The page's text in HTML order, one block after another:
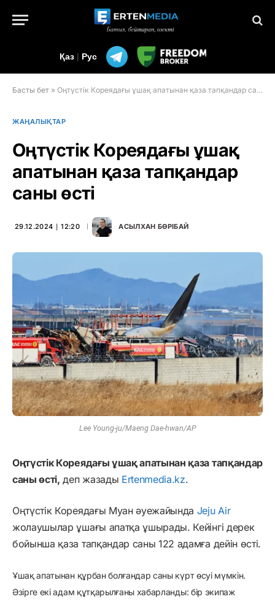
Қаз | Рус
Басты бет » Оңтүстік Кореядағы ұшақ апатынан қаза тапқандар саны өсті
ЖАҢАЛЫҚТАР
Оңтүстік Кореядағы ұшақ
апатынан қаза тапқандар
саны өсті
29.12.2024 ∣ 12:20 АСЫЛХАН БӨРІБАЙ
Lee Young-ju/Maeng Dae-hwan/AP
Оңтүстік Кореядағы ұшақ апатынан қаза тапқандар
саны өсті, деп жазады Ertenmedia.kz.
Оңтүстік Кореядағы Муан әуежайында Jeju Air
жолаушылар ұшағы апатқа ұшырады. Кейінгі дерек
бойынша қаза тапқандар саны 122 адамға дейін өсті.
Ұшақ апатынан құрбан болғандар саны күрт өсуі мүмкін.
Әзірге екі адам құтқарылғаны хабарланды: бір экипаж